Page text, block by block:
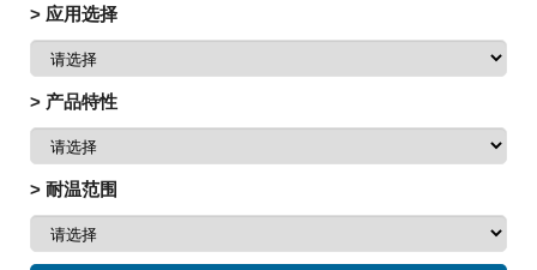
> 应用选择
> 产品特性
> 耐温范围